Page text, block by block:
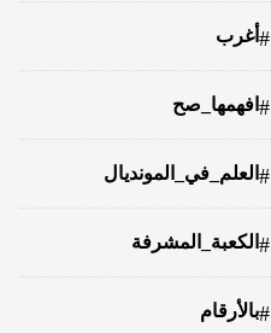
#أغرب
# افهمها_صح
# العلم_في_المونديال
# الكعبة_المشرفة
#بالأرقام